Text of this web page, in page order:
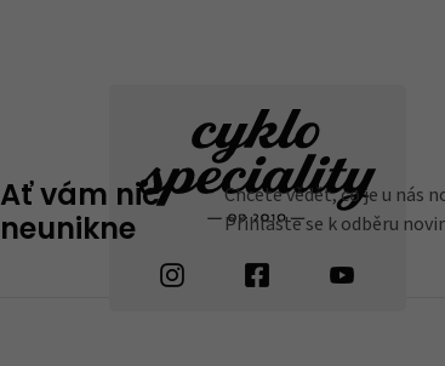
Ať vám nic
neunikne
Chcete vědět, co je u nás
Přihlaste se k odběru